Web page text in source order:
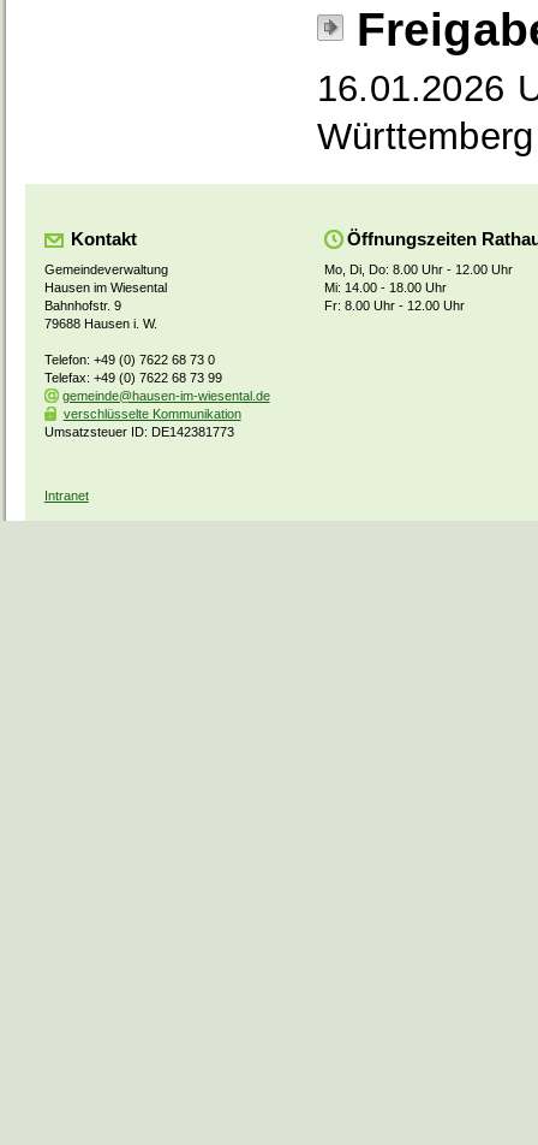
16.01.2026
Württemberg
Kontakt
Gemeindeverwaltung
Hausen im Wiesental
Bahnhofstr. 9
79688 Hausen i. W.
Telefon: +49 (0) 7622 68 73 0
Telefax: +49 (0) 7622 68 73 99
gemeinde@hausen-im-wiesental.de
verschlüsselte Kommunikation
Umsatzsteuer ID: DE142381773
Öffnungszeiten
Mo, Di, Do: 8.00 Uhr - 12.00 Uhr
Mi: 14.00 - 18.00 Uhr
Fr: 8.00 Uhr - 12.00 Uhr
Intranet